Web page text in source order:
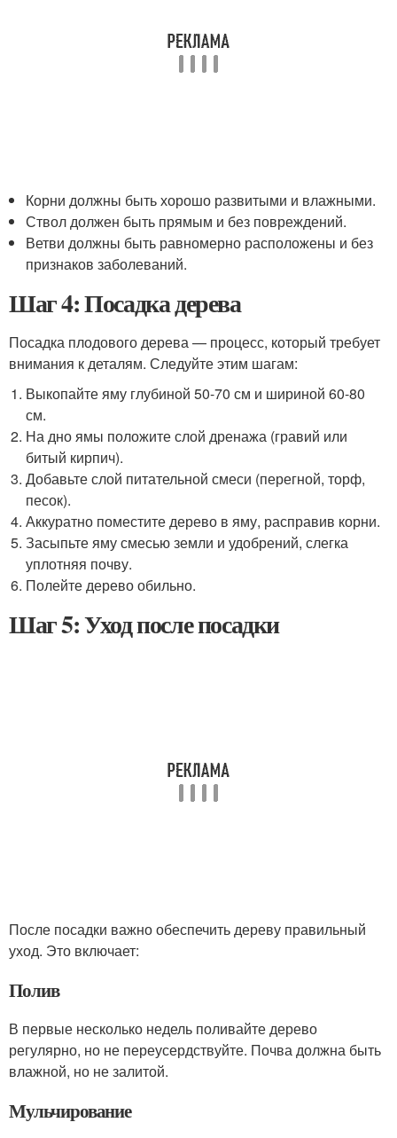
Корни должны быть хорошо развитыми и влажными.
Ствол должен быть прямым и без повреждений.
Ветви должны быть равномерно расположены и без
признаков заболеваний.
Шаг 4: Посадка дерева
Посадка плодового дерева — процесс, который требует
внимания к деталям. Следуйте этим шагам:
Выкопайте яму глубиной 50-70 см и шириной 60-80
см.
На дно ямы положите слой дренажа (гравий или
битый кирпич).
Добавьте слой питательной смеси (перегной, торф,
песок).
Аккуратно поместите дерево в яму, расправив корни.
Засыпьте яму смесью земли и удобрений, слегка
уплотняя почву.
Полейте дерево обильно.
Шаг 5: Уход после посадки
После посадки важно обеспечить дереву правильный
уход. Это включает:
Полив
В первые несколько недель поливайте дерево
регулярно, но не переусердствуйте. Почва должна быть
влажной, но не залитой.
Мульчирование